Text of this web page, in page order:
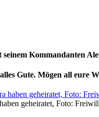
Kommandanten
Gute. Mögen all eure
geheiratet, Foto: